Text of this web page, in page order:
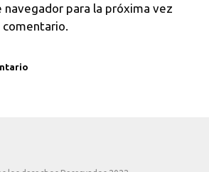
navegador para la próxima vez
comentario.